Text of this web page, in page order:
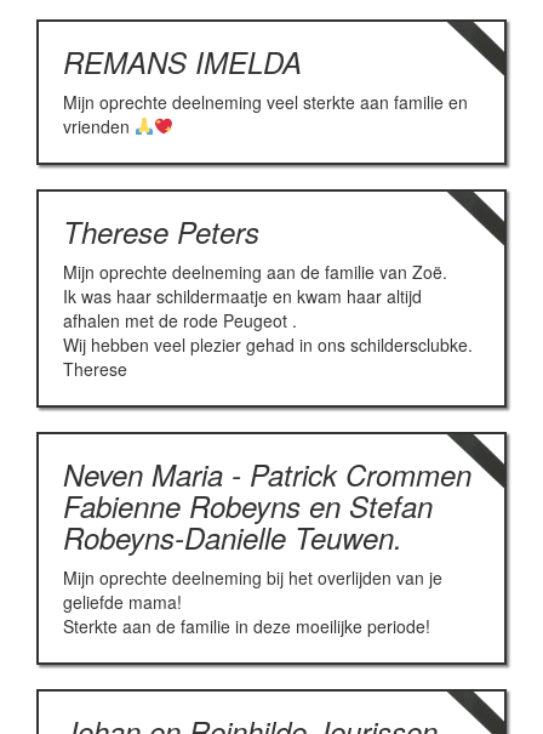
REMANS IMELDA
Mijn oprechte deelneming veel sterkte aan familie en
vrienden
Therese Peters
Mijn oprechte deelneming aan de familie van Zoë.
Ik was haar schildermaatje en kwam haar altijd
afhalen met de rode Peugeot .
Wij hebben veel plezier gehad in ons schildersclubke.
Therese
Neven Maria - Patrick Crommen
Fabienne Robeyns en Stefan
Robeyns-Danielle Teuwen.
Mijn oprechte deelneming bij het overlijden van je
geliefde mama!
Sterkte aan de familie in deze moeilijke periode!